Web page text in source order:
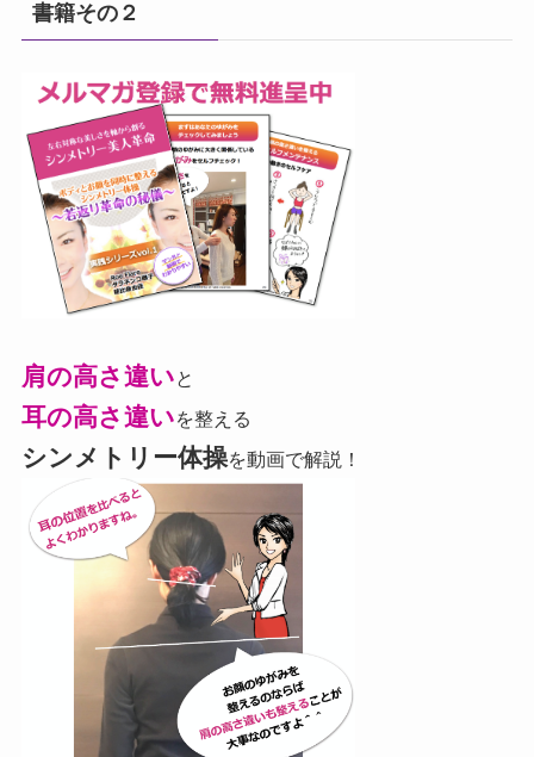
書籍その２
肩の高さ違いと
耳の高さ違いを整える
シンメトリー体操を動画で解説！